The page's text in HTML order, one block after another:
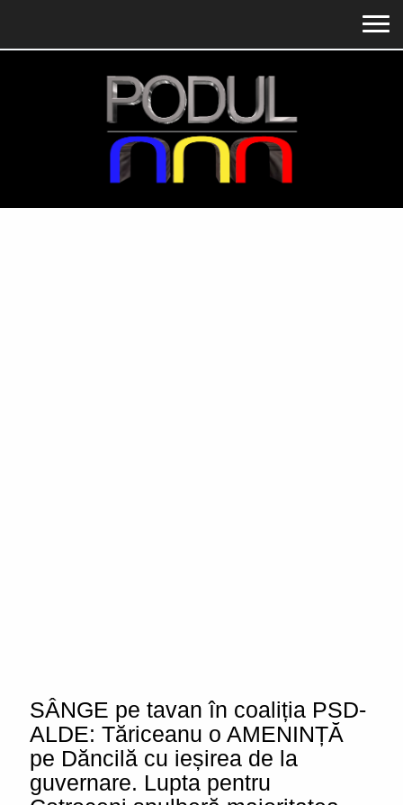
SÂNGE pe tavan în coaliția PSD-
ALDE: Tăriceanu o AMENINȚĂ
pe Dăncilă cu ieșirea de la
guvernare. Lupta pentru